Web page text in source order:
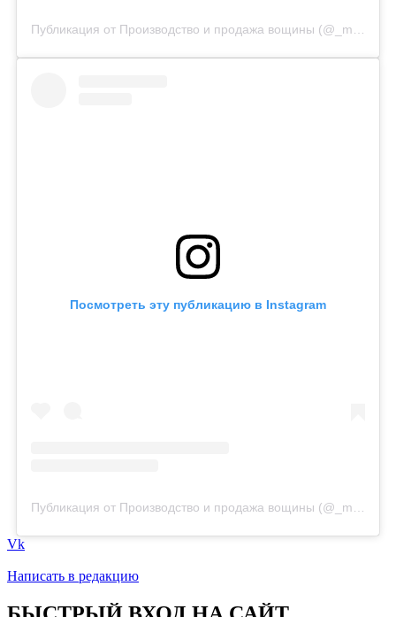
Посмотреть эту публикацию в Instagram
Vk
Написать в редакцию